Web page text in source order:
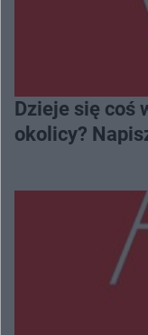
Dzieje się coś
okolicy?